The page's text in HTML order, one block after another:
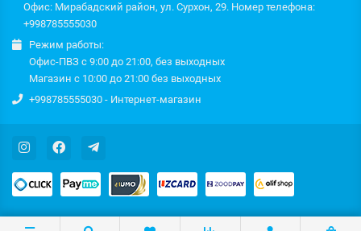
Офис: Мирабадский район, ул. Сурхон, 29. Номер телефона:
+998785555030
Режим работы:
Офис-ПВЗ с 9:00 до 21:00, без выходных
Магазин с 10:00 до 21:00 без выходных
+998785555030 - Интернет-магазин